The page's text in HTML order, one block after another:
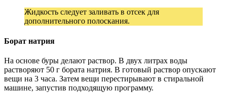
Жидкость следует заливать в отсек для
дополнительного полоскания.
Борат натрия
На основе буры делают раствор. В двух литрах воды
растворяют 50 г бората натрия. В готовый раствор опускают
вещи на 3 часа. Затем вещи перестирывают в стиральной
машине, запустив подходящую программу.